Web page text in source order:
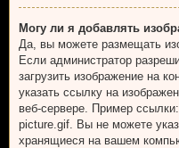
Могу ли я добавлять
Да, вы можете размещать
Если администратор
загрузить изображение на
указать ссылку на
веб-сервере. Пример
picture.gif. Вы не можете
хранящиеся на вашем